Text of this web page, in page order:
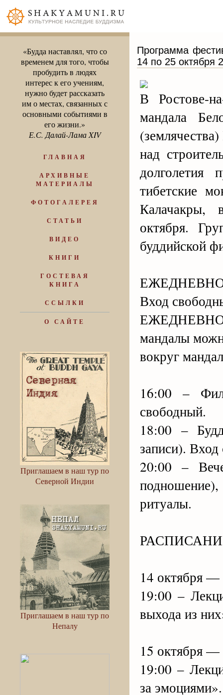
«Будда наставлял, что со
временем для того, чтобы
пробудить в людях
интерес к его учениям,
нужно будет рассказать
им о местах, связанных с
основными событиями в
его жизни.»
Е.С. Далай-Лама XIV
ГЛАВНАЯ
АРХИВНЫЕ
МАТЕРИАЛЫ
ФОТОГАЛЕРЕЯ
СТАТЬИ
ВИДЕО
КНИГИ
ГОСТЕВАЯ
КНИГА
ССЫЛКИ
О САЙТЕ
Приглашаем в наш тур по
Северной Индии
Приглашаем в наш тур по
Непалу
Программа
14 по 25 октября
В Ростове-
мандала
над
долголетия
тибетские
Калачакры,
октября.
буддийской
ЕЖЕДНЕВНО
Вход
ЕЖЕДНЕВНО с
мандалы
вокруг
16:00 –
свободный.
18:00 –
записи).
20:00 –
ритуалы.
14 октября —
19:00 –
выхода из
15 октября —
19:00 –
за эмоциями».